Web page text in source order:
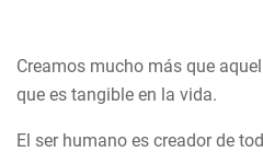
Creamos mucho más que
que es tangible en la vida.
El ser humano es creador de